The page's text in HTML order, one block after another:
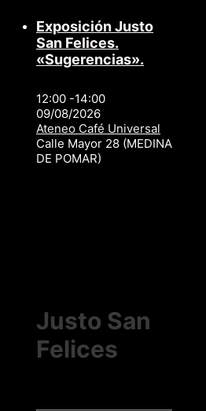
Exposición Justo
San Felices.
«Sugerencias».
12:00 -14:00
09/08/2026
Ateneo Café Universal
Calle Mayor 28 (MEDINA
DE POMAR)
Justo San
Felices